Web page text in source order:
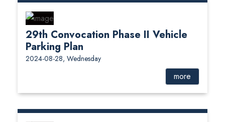
29th Convocation Phase II Vehicle
Parking Plan
2024-08-28, Wednesday
more